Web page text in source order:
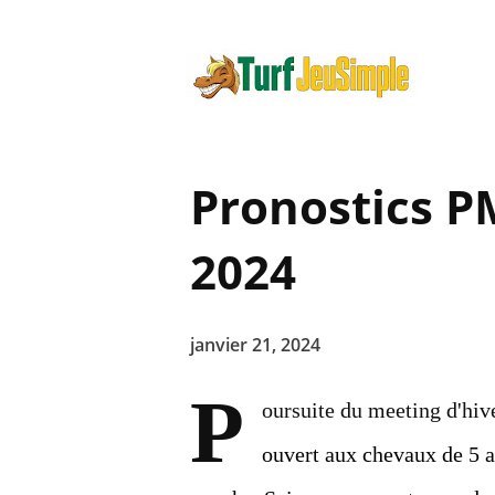
Pronostics
2024
janvier 21, 2024
P
oursuite du meeting
ouvert aux chevaux de 5